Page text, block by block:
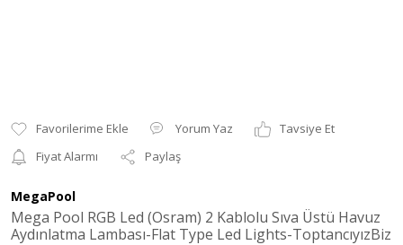
Yorum Yaz
Tavsiye Et
Fiyat Alarmı
Paylaş
MegaPool
Mega Pool RGB Led (Osram) 2 Kablolu Sıva Üstü Havuz
Aydınlatma Lambası-Flat Type Led Lights-ToptancıyızBiz